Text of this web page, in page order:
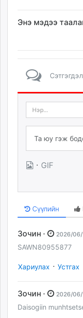
Энэ мэдээ
· GIF
Сүүлийн
Зочин · 2026/06/
SAWN80955877
Хариулах · Устгах
Зочин · 2026/06/
Daisogiin